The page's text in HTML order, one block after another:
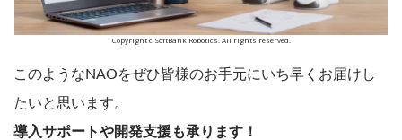
Copyright c SoftBank Robotics. All rights reserved.
このようなNAOをぜひ皆様のお手元にいち早くお届けし
たいと思います。
導入サポートや開発支援も承ります！